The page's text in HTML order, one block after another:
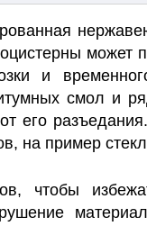
может
и
смол и
его
на пример
чтобы